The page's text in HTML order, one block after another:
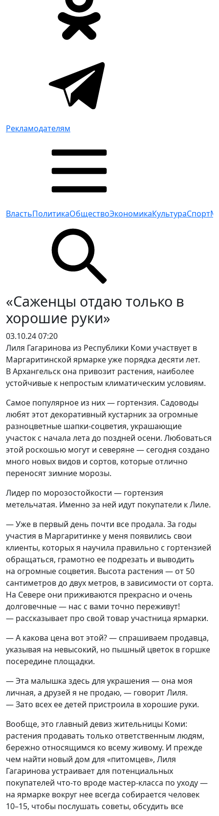
Рекламодателям
ВластьПолитикаОбществоЭкономикаКультураСпорт
«Саженцы отдаю только в
хорошие руки»
03.10.24 07:20
Лиля Гагаринова из Республики Коми участвует в
Маргаритинской ярмарке уже порядка десяти лет.
В Архангельск она привозит растения, наиболее
устойчивые к непростым климатическим условиям.
Самое популярное из них — гортензия. Садоводы
любят этот декоративный кустарник за огромные
разноцветные шапки-соцветия, украшающие
участок с начала лета до поздней осени. Любоваться
этой роскошью могут и северяне — сегодня создано
много новых видов и сортов, которые отлично
переносят зимние морозы.
Лидер по морозостойкости — гортензия
метельчатая. Именно за ней идут покупатели к Лиле.
— Уже в первый день почти все продала. За годы
участия в Маргаритинке у меня появились свои
клиенты, которых я научила правильно с гортензией
обращаться, грамотно ее подрезать и выводить
на огромные соцветия. Высота растения — от 50
сантиметров до двух метров, в зависимости от сорта.
На Севере они приживаются прекрасно и очень
долговечные — нас с вами точно переживут!
— рассказывает про свой товар участница ярмарки.
— А какова цена вот этой? — спрашиваем продавца,
указывая на невысокий, но пышный цветок в горшке
посередине площадки.
— Эта малышка здесь для украшения — она моя
личная, а друзей я не продаю, — говорит Лиля.
— Зато всех ее детей пристроила в хорошие руки.
Вообще, это главный девиз жительницы Коми:
растения продавать только ответственным людям,
бережно относящимся ко всему живому. И прежде
чем найти новый дом для «питомцев», Лиля
Гагаринова устраивает для потенциальных
покупателей что-то вроде мастер-класса по уходу —
на ярмарке вокруг нее всегда собирается человек
10–15, чтобы послушать советы, обсудить все